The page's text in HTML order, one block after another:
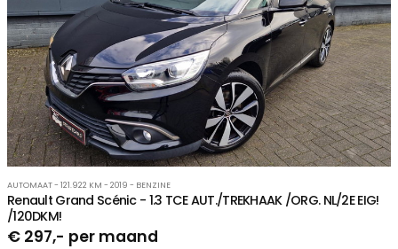
AUTOMAAT - 121.922 KM - 2019 - BENZINE
Renault Grand Scénic - 1.3 TCE AUT./TREKHAAK /ORG. NL/2E EIG!
/120DKM!
€ 297,- per maand